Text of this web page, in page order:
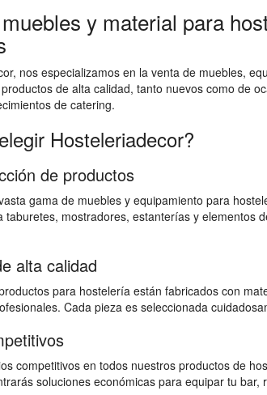
y material para
nos especializamos en la venta de muebles,
de alta calidad, tanto nuevos como de
de catering.
Hosteleriadecor?
de productos
gama de muebles y equipamiento para
taburetes, mostradores, estanterías y elementos
alta calidad
para hostelería están fabricados con
Cada pieza es seleccionada
competitivos en todos nuestros productos de
soluciones económicas para equipar tu bar,